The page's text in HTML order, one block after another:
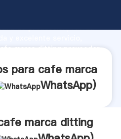
de producción, fuerza
marca ditting proveedor
para cafe marca
WhatsApp)
marca ditting